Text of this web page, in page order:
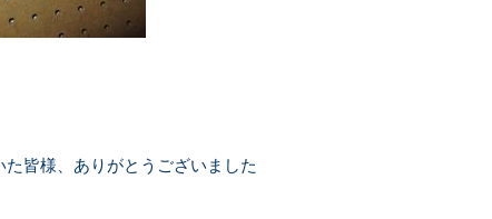
皆様、ありがとうございました